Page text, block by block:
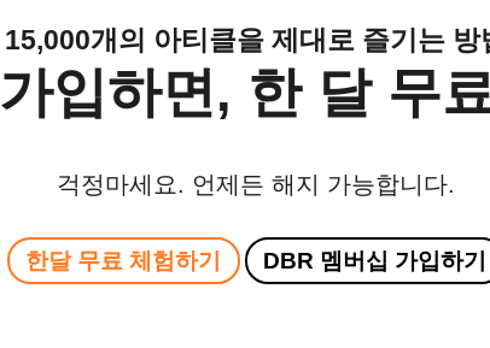
15,000개의 아티클을 제대로 즐기는 방
가입하면, 한 달 무
걱정마세요. 언제든 해지 가능합니다.
한달 무료 체험하기 DBR 멤버십 가입하기